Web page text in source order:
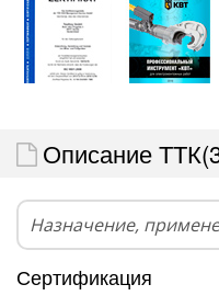
Описание
Назначение,
Сертификация